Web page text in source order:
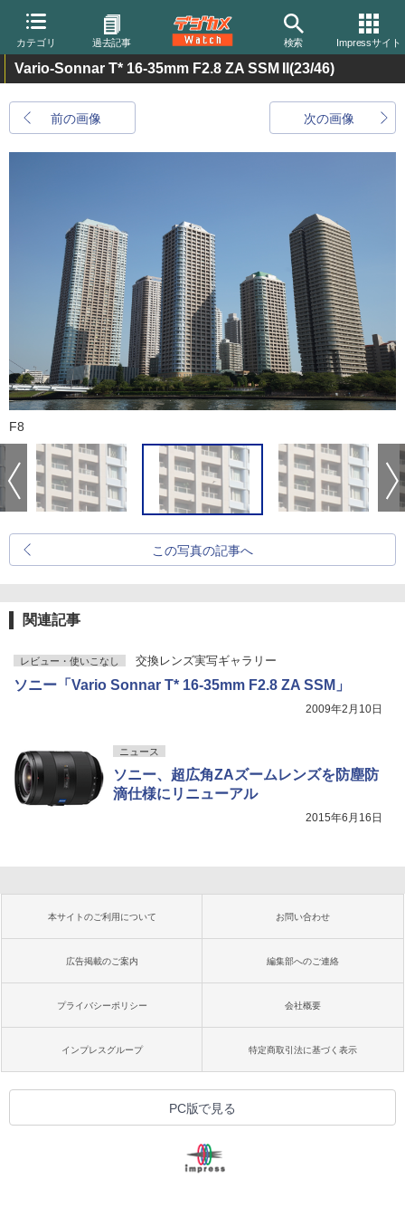
カテゴリ 過去記事 検索 Impressサイト
Vario-Sonnar T* 16-35mm F2.8 ZA SSM II(23/46)
前の画像 次の画像
F8
この写真の記事へ
関連記事
レビュー・使いこなし 交換レンズ実写ギャラリー
ソニー「Vario Sonnar T* 16-35mm F2.8 ZA SSM」
2009年2月10日
ニュース
ソニー、超広角ZAズームレンズを防塵防
滴仕様にリニューアル
2015年6月16日
本サイトのご利用について お問い合わせ
広告掲載のご案内 編集部へのご連絡
プライバシーポリシー 会社概要
インプレスグループ 特定商取引法に基づく表示
PC版で見る